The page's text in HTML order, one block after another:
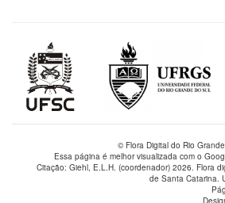
© Flora Digital do Rio
Essa página é melhor visualizada com o
Citação: Giehl, E.L.H. (coordenador) 2026. Flora
de Santa Catarina.